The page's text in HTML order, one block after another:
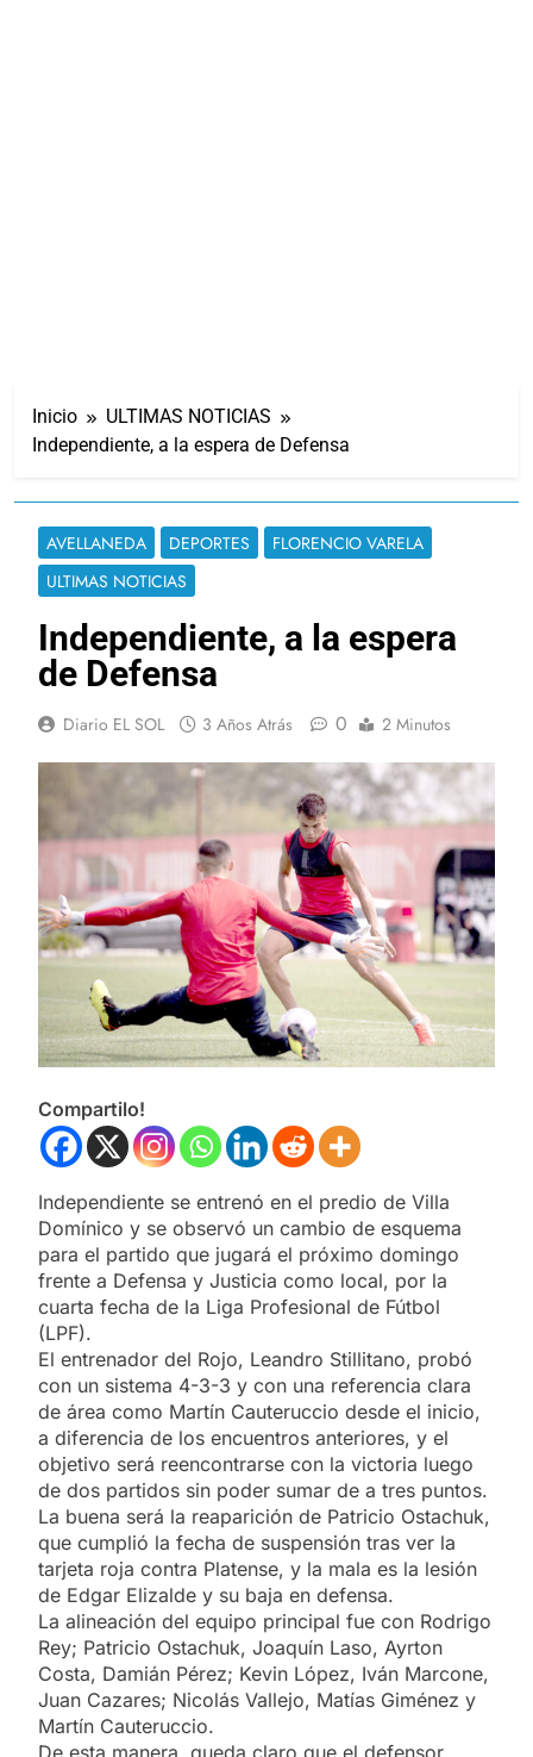
Inicio
ULTIMAS NOTICIAS
Independiente, a la espera de Defensa
AVELLANEDA DEPORTES
FLORENCIO VARELA
ULTIMAS NOTICIAS
Independiente, a la espera
de Defensa
Diario EL SOL 3 Años Atrás 0 2 Minutos
Compartilo!
Independiente se entrenó en el predio de Villa
Domínico y se observó un cambio de esquema
para el partido que jugará el próximo domingo
frente a Defensa y Justicia como local, por la
cuarta fecha de la Liga Profesional de Fútbol
(LPF).
El entrenador del Rojo, Leandro Stillitano, probó
con un sistema 4-3-3 y con una referencia clara
de área como Martín Cauteruccio desde el inicio,
a diferencia de los encuentros anteriores, y el
objetivo será reencontrarse con la victoria luego
de dos partidos sin poder sumar de a tres puntos.
La buena será la reaparición de Patricio Ostachuk,
que cumplió la fecha de suspensión tras ver la
tarjeta roja contra Platense, y la mala es la lesión
de Edgar Elizalde y su baja en defensa.
La alineación del equipo principal fue con Rodrigo
Rey; Patricio Ostachuk, Joaquín Laso, Ayrton
Costa, Damián Pérez; Kevin López, Iván Marcone,
Juan Cazares; Nicolás Vallejo, Matías Giménez y
Martín Cauteruccio.